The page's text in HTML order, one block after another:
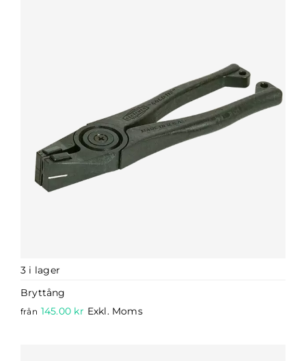
3 i lager
Bryttång
från 145.00 kr Exkl. Moms